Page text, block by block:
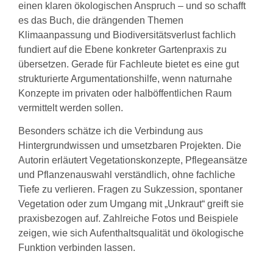
einen klaren ökologischen Anspruch – und so schafft
es das Buch, die drängenden Themen
Klimaanpassung und Biodiversitätsverlust fachlich
fundiert auf die Ebene konkreter Gartenpraxis zu
übersetzen. Gerade für Fachleute bietet es eine gut
strukturierte Argumentationshilfe, wenn naturnahe
Konzepte im privaten oder halböffentlichen Raum
vermittelt werden sollen.
Besonders schätze ich die Verbindung aus
Hintergrundwissen und umsetzbaren Projekten. Die
Autorin erläutert Vegetationskonzepte, Pflegeansätze
und Pflanzenauswahl verständlich, ohne fachliche
Tiefe zu verlieren. Fragen zu Sukzession, spontaner
Vegetation oder zum Umgang mit „Unkraut“ greift sie
praxisbezogen auf. Zahlreiche Fotos und Beispiele
zeigen, wie sich Aufenthaltsqualität und ökologische
Funktion verbinden lassen.